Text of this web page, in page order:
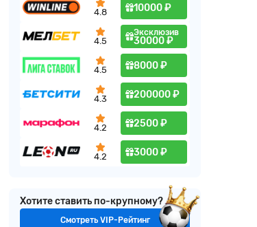
06:03:36 Оцените первым
Карлос Табернер
1.28
4.8 10000 ₽
4.5
Эксклюзив
30000 ₽
4.5 8000 ₽
4.3 200000 ₽
4.2 2500 ₽
4.2 3000 ₽
Хотите ставить по-крупному?
Смотреть VIP-Рейтинг